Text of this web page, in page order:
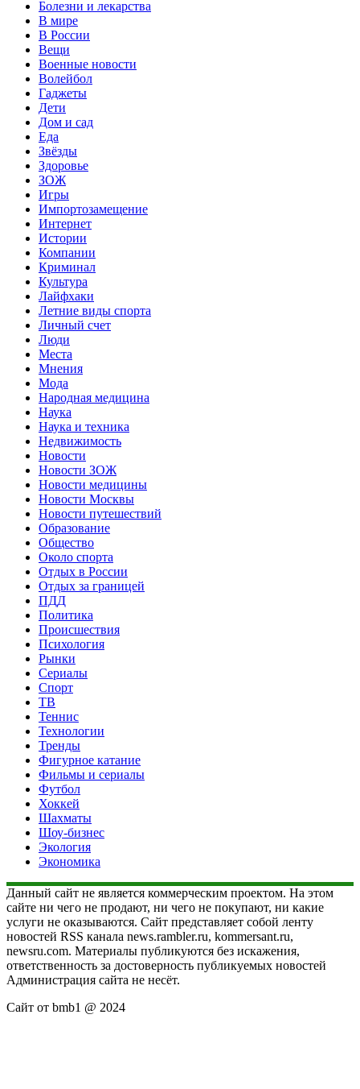
Болезни и лекарства
В мире
В России
Вещи
Военные новости
Волейбол
Гаджеты
Дети
Дом и сад
Еда
Звёзды
Здоровье
ЗОЖ
Игры
Импортозамещение
Интернет
Истории
Компании
Криминал
Культура
Лайфхаки
Летние виды спорта
Личный счет
Люди
Места
Мнения
Мода
Народная медицина
Наука
Наука и техника
Недвижимость
Новости
Новости ЗОЖ
Новости медицины
Новости Москвы
Новости путешествий
Образование
Общество
Около спорта
Отдых в России
Отдых за границей
ПДД
Политика
Происшествия
Психология
Рынки
Сериалы
Спорт
ТВ
Теннис
Технологии
Тренды
Фигурное катание
Фильмы и сериалы
Футбол
Хоккей
Шахматы
Шоу-бизнес
Экология
Экономика
Данный сайт не является коммерческим проектом. На этом
сайте ни чего не продают, ни чего не покупают, ни какие
услуги не оказываются. Сайт представляет собой ленту
новостей RSS канала news.rambler.ru, kommersant.ru,
newsru.com. Материалы публикуются без искажения,
ответственность за достоверность публикуемых новостей
Администрация сайта не несёт.
Сайт от bmb1 @ 2024